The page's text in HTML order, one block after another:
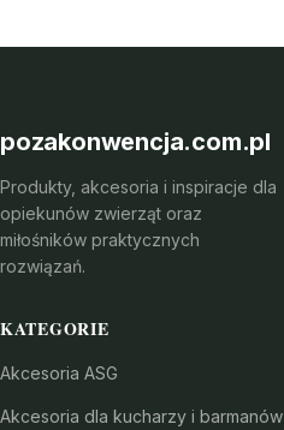
pozakonwencja.com.pl
Produkty, akcesoria i inspiracje dla
opiekunów zwierząt oraz
miłośników praktycznych
rozwiązań.
KATEGORIE
Akcesoria ASG
Akcesoria dla kucharzy i barmanów